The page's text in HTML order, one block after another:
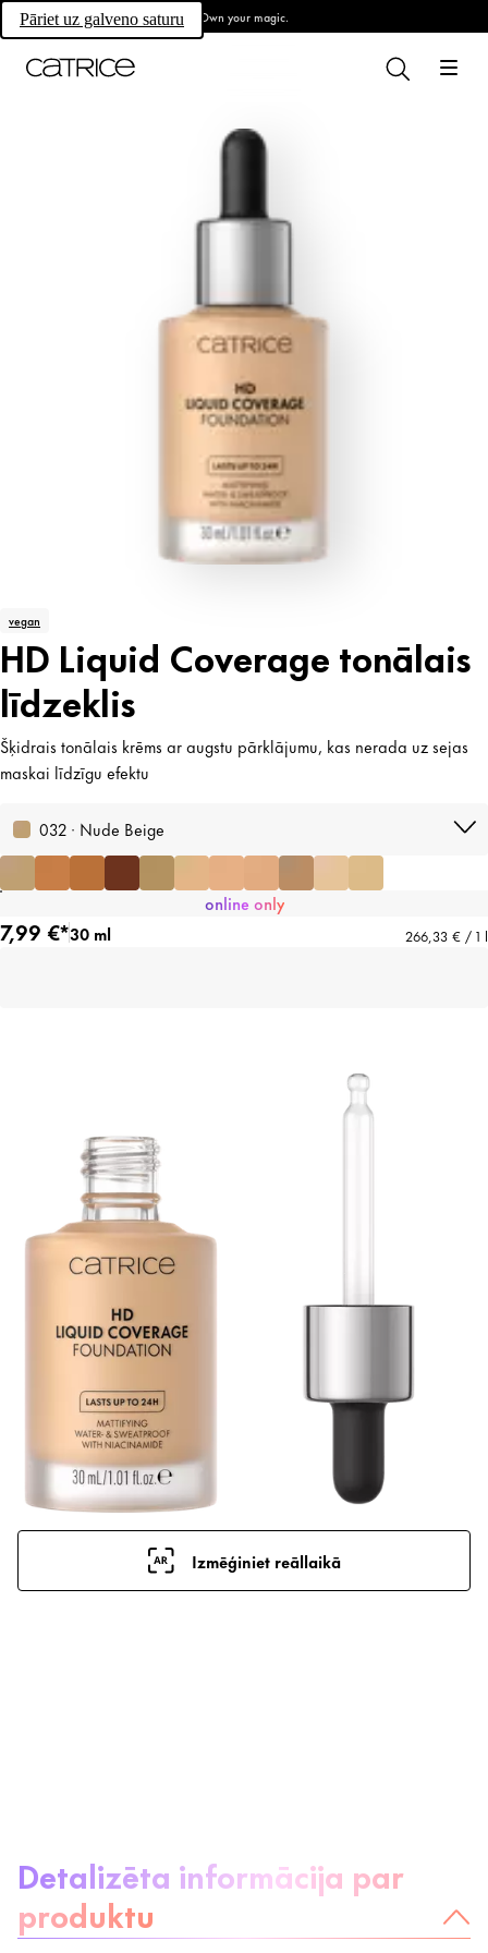
Pāriet uz galveno saturu Own your magic.
vegan
HD Liquid Coverage tonālais
līdzeklis
Šķidrais tonālais krēms ar augstu pārklājumu, kas nerada uz sejas
maskai līdzīgu efektu
032 · Nude Beige
online only
7,99 €*30 ml 266,33 € / 1 l
Izmēģiniet reāllaikā
Detalizēta informācija par
produktu